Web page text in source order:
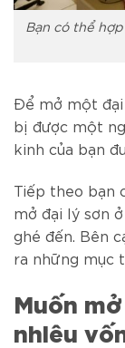
Bạn có thể
Để mở một đại
bị được một
kinh của bạn
Tiếp theo bạn
mở đại lý sơn
ghé đến. Bên
ra những mục
Muốn
nhiêu